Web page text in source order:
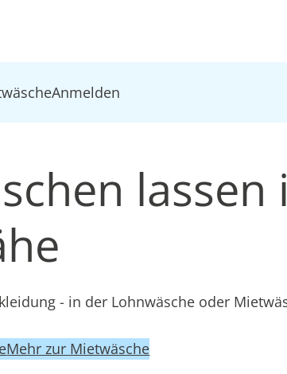
Anmelden
lassen
- in der Lohnwäsche oder
Mehr zur Mietwäsche